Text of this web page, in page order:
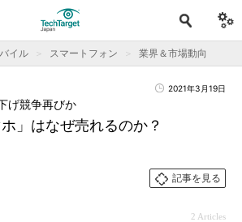
イル スマートフォン 業界＆市場動向
2021年3月19日
ホ」はなぜ売れるのか？
げ競争再びか
記事を見る
2 Articles